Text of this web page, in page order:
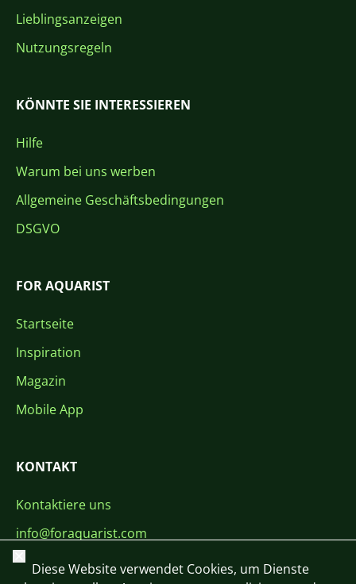
Lieblingsanzeigen
Nutzungsregeln
KÖNNTE SIE INTERESSIEREN
Hilfe
Warum bei uns werben
Allgemeine Geschäftsbedingungen
DSGVO
FOR AQUARIST
Startseite
Inspiration
Magazin
Mobile App
KONTAKT
Kontaktiere uns
info@foraquarist.com
+420 603 449 602
Schließen
Diese Website verwendet Cookies, um Dienste